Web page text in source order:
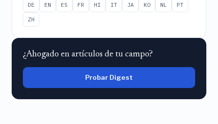
DE EN ES FR HI IT JA KO NL
PT
ZH
¿Ahogado en artículos de tu campo?
Probar Digest